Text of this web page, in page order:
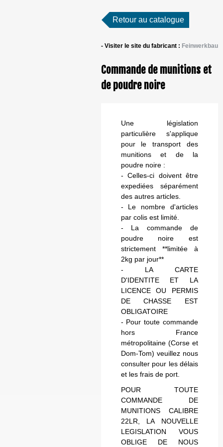
Retour au catalogue
- Visiter le site du fabricant : Feinwerkbau
Commande de munitions et
de poudre noire
Une législation
particulière s'applique
pour le transport des
munitions et de la
poudre noire :
- Celles-ci doivent être
expediées séparément
des autres articles.
- Le nombre d'articles
par colis est limité.
- La commande de
poudre noire est
strictement **limitée à
2kg par jour**
- LA CARTE
D'IDENTITE ET LA
LICENCE OU PERMIS
DE CHASSE EST
OBLIGATOIRE
- Pour toute commande
hors France
métropolitaine (Corse et
Dom-Tom) veuillez nous
consulter pour les délais
et les frais de port.
POUR TOUTE
COMMANDE DE
MUNITIONS CALIBRE
22LR, LA NOUVELLE
LEGISLATION VOUS
OBLIGE DE NOUS